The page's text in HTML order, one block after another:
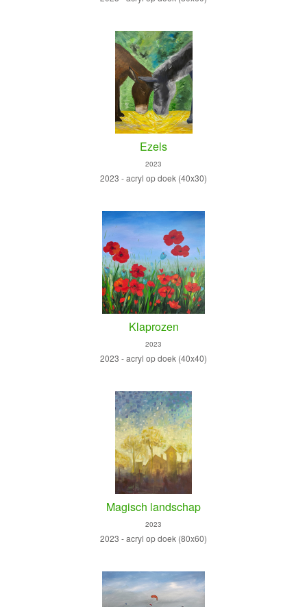
Ezels
2023
2023 - acryl op doek (40x30)
Klaprozen
2023
2023 - acryl op doek (40x40)
Magisch landschap
2023
2023 - acryl op doek (80x60)